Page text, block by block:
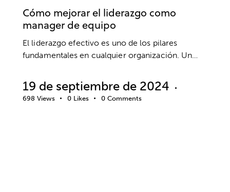
Cómo mejorar el liderazgo como
manager de equipo
El liderazgo efectivo es uno de los pilares
fundamentales en cualquier organización. Un…
19 de septiembre de 2024
698 Views 0 Likes 0 Comments